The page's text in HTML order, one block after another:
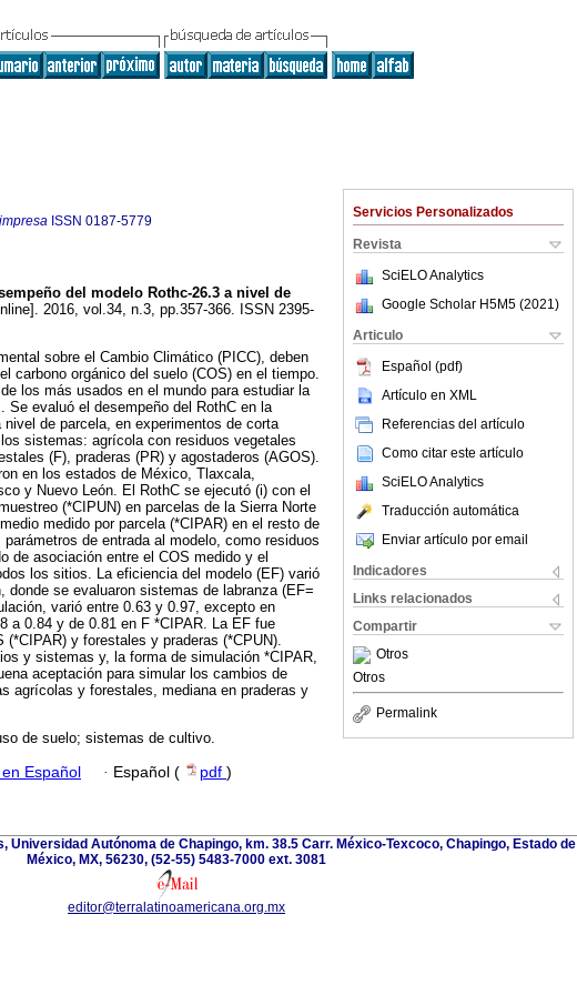
Servicios Personalizados
Revista
SciELO Analytics
Google Scholar H5M5 (2021 )
Articulo
Español (pdf)
Artículo en XML
Referencias del artículo
Como citar este artículo
SciELO Analytics
Traducción automática
Enviar artículo por email
Indicadores
Links relacionados
Compartir
Otros
Otros
Permalink
ISSN 0187-5779
del modelo Rothc-26.3 a nivel de
2016, vol.34, n.3, pp.357-366. ISSN 2395-
sobre el Cambio Climático (PICC), deben
carbono orgánico del suelo (COS) en el tiempo.
los más usados en el mundo para estudiar la
evaluó el desempeño del RothC en la
de parcela, en experimentos de corta
sistemas: agrícola con residuos vegetales
(F), praderas (PR) y agostaderos (AGOS).
en los estados de México, Tlaxcala,
y Nuevo León. El RothC se ejecutó (i) con el
(*CIPUN) en parcelas de la Sierra Norte
medido por parcela (*CIPAR) en el resto de
de entrada al modelo, como residuos
de asociación entre el COS medido y el
los sitios. La eficiencia del modelo (EF) varió
se evaluaron sistemas de labranza (EF=
varió entre 0.63 y 0.97, excepto en
a 0.84 y de 0.81 en F *CIPAR. La EF fue
y forestales y praderas (*CPUN).
y sistemas y, la forma de simulación *CIPAR,
aceptación para simular los cambios de
agrícolas y forestales, mediana en praderas y
de suelo; sistemas de cultivo.
Español · Español ( pdf )
Universidad Autónoma de Chapingo, km. 38.5 Carr. México-Texcoco, Chapingo, Estado de
México, MX, 56230, (52-55) 5483-7000 ext. 3081
editor@terralatinoamericana.org.mx